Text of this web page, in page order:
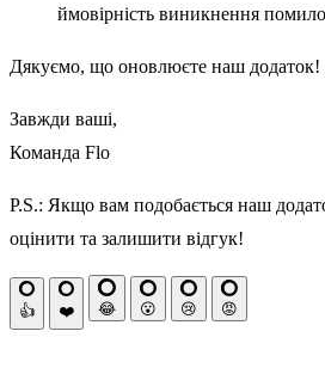
ймовірність виникнення
Дякуємо, що оновлюєте наш додаток!
Завжди ваші,
Команда Flo
P.S.: Якщо вам подобається наш
оцінити та залишити відгук!
👍 ❤️ 😂 😮 😢 😡